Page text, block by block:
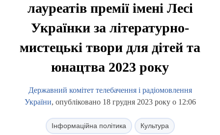
лауреатів премії імені Лесі
Українки за літературно-
мистецькі твори для дітей та
юнацтва 2023 року
Державний комітет телебачення і радіомовлення
України, опубліковано 18 грудня 2023 року о 12:06
Інформаційна політика Культура